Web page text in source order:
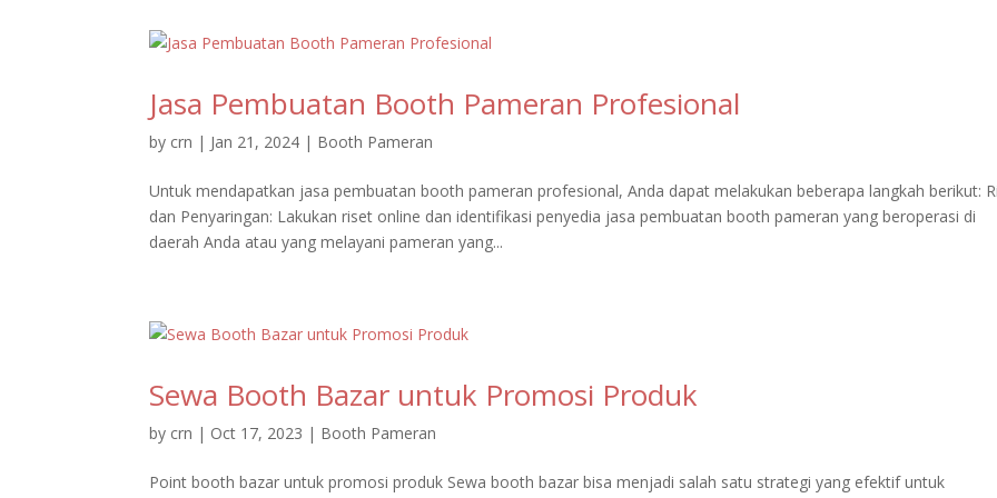
Jasa Pembuatan Booth Pameran Profesional
by crn | Jan 21, 2024 | Booth Pameran
Untuk mendapatkan jasa pembuatan booth pameran profesional, Anda dapat melakukan beberapa langkah berikut:
dan Penyaringan: Lakukan riset online dan identifikasi penyedia jasa pembuatan booth pameran yang beroperasi di
daerah Anda atau yang melayani pameran yang...
Sewa Booth Bazar untuk Promosi Produk
by crn | Oct 17, 2023 | Booth Pameran
Point booth bazar untuk promosi produk Sewa booth bazar bisa menjadi salah satu strategi yang efektif untuk